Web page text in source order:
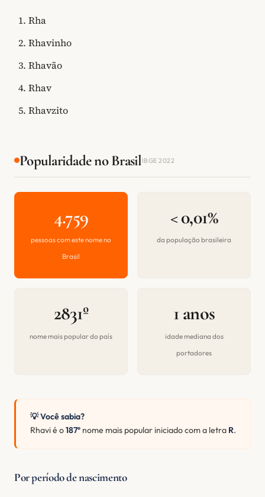
Rha
Rhavinho
Rhavão
Rhav
Rhavzito
Popularidade no BrasilIBGE 2022
4.759
pessoas com este nome no
Brasil
< 0,01%
da população brasileira
2831º
nome mais popular do país
1 anos
idade mediana dos
portadores
💡 Você sabia?
Rhavi é o187º nome mais popular iniciado com a letra R.
Por período de nascimento